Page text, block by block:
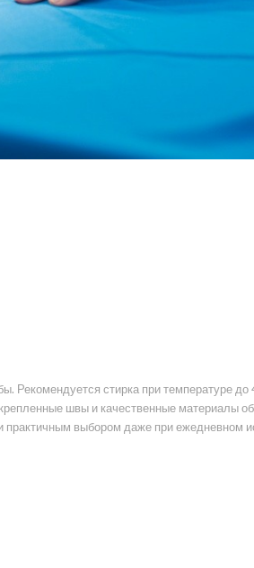
стирка при температуре
швы и качественные материалы
выбором даже при ежедневном